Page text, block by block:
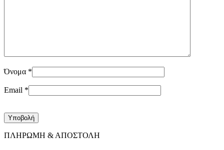
Όνομα *
Email *
ΠΛΗΡΩΜΗ & ΑΠΟΣΤΟΛΗ